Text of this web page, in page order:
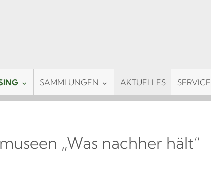
SAMMLUNGEN AKTUELLES SERVICE
„Was nachher hält“